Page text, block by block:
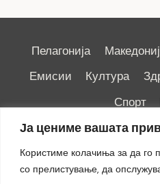
Ја цениме вашата
Користиме колачиња за да го
со прелистување, да
Пелагонија
Емисии
Култура
Спорт